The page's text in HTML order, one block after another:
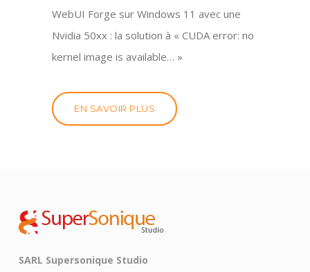
WebUI Forge sur Windows 11 avec une
Nvidia 50xx : la solution à « CUDA error: no
kernel image is available… »
EN SAVOIR PLUS
SARL Supersonique Studio